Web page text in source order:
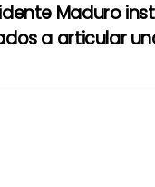
Maduro
a articular